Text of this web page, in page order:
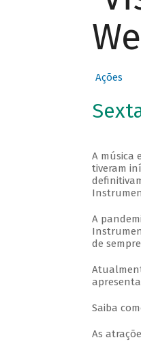
Ações
A música
tiveram
A
de
Saiba
As